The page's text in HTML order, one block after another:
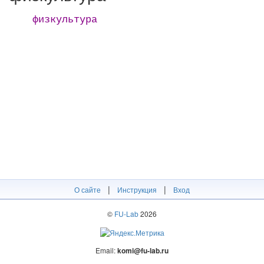
физкультура
О сайте | Инструкция | Вход
© FU-Lab2026
Email:komi@fu-lab.ru